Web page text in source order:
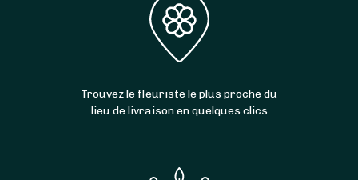
Trouvez le fleuriste le plus proche du
lieu de livraison en quelques clics